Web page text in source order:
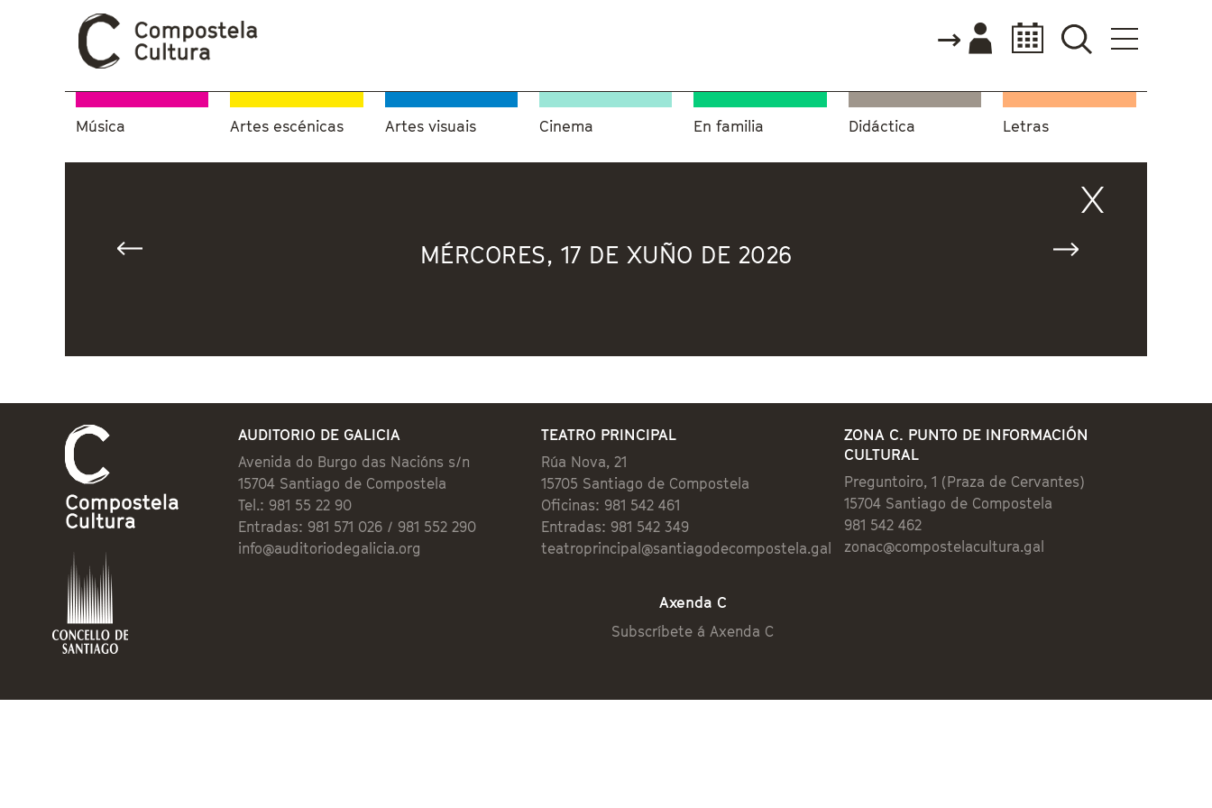
Música Artes escénicas Artes visuais Cinema En familia Didáctica Letras
MÉRCORES, 17 DE XUÑO DE 2026
AUDITORIO DE GALICIA
Avenida do Burgo das Nacións s/n
15704 Santiago de Compostela
Tel.: 981 55 22 90
Entradas: 981 571 026 / 981 552 290
info@auditoriodegalicia.org
TEATRO PRINCIPAL
Rúa Nova, 21
15705 Santiago de Compostela
Oficinas: 981 542 461
Entradas: 981 542 349
teatroprincipal@santiagodecompostela.gal
ZONA C. PUNTO DE INFORMACIÓN
CULTURAL
Preguntoiro, 1 (Praza de Cervantes)
15704 Santiago de Compostela
981 542 462
zonac@compostelacultura.gal
Axenda C
Subscríbete á Axenda C